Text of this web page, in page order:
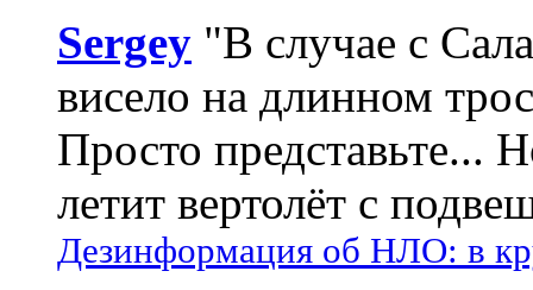
Sergey "В случае с
висело на длинном
Просто представьте...
летит вертолёт с
Дезинформация об НЛО: в